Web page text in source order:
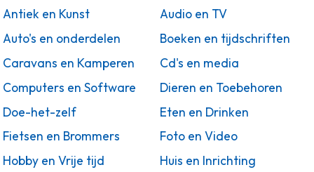
Antiek en Kunst
Audio en TV
Auto's en onderdelen
Boeken en tijdschriften
Caravans en Kamperen
Cd's en media
Computers en Software
Dieren en Toebehoren
Doe-het-zelf
Eten en Drinken
Fietsen en Brommers
Foto en Video
Hobby en Vrije tijd
Huis en Inrichting